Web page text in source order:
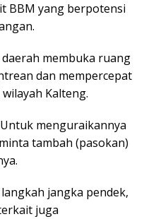
BBM yang berpotensi
membuka ruang
dan mempercepat
Kalteng.
menguraikannya
tambah (pasokan)
jangka pendek,
juga